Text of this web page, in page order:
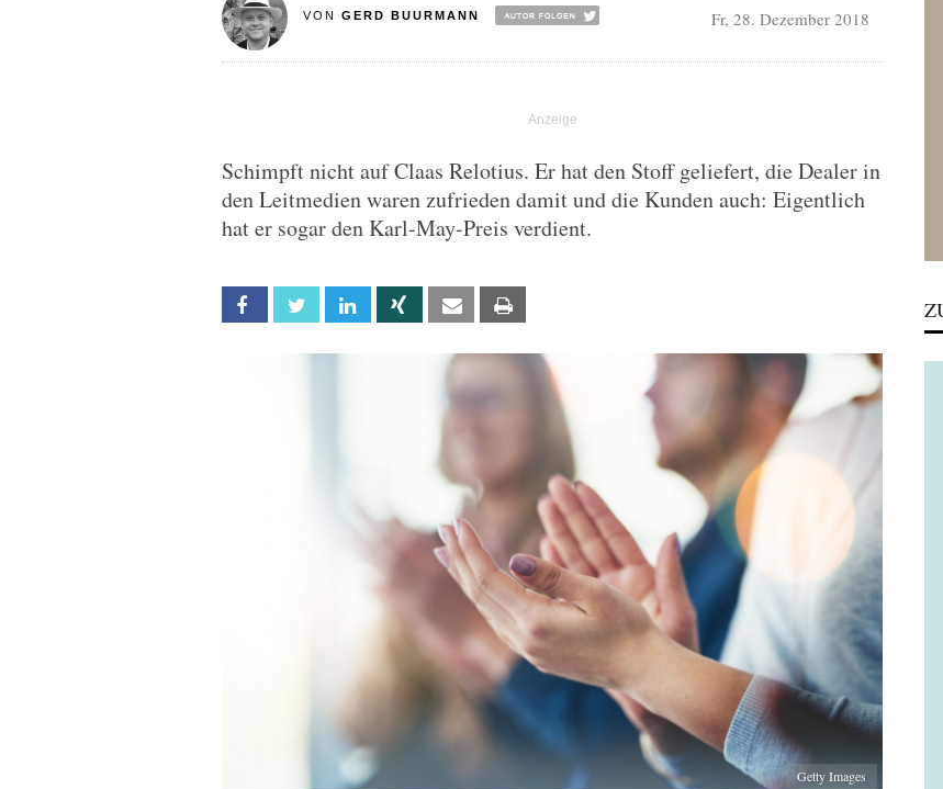
VON GERD BUURMANN Fr, 28. Dezember 2018
Schimpft nicht auf Claas Relotius. Er hat den Stoff geliefert, die Dealer in
den Leitmedien waren zufrieden damit und die Kunden auch: Eigentlich
hat er sogar den Karl-May-Preis verdient.
Facebook Twitter Linkedin Xing Email
Getty Images